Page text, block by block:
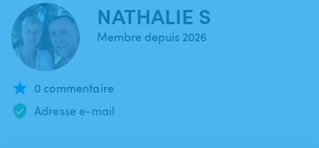
NATHALIE S
Membre depuis 2026
0 commentaire
Adresse e-mail